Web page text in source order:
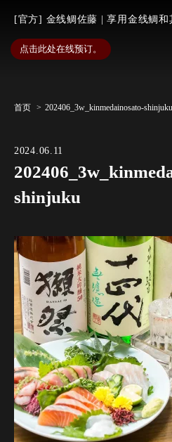
[官方] 金线鲷佐藤 | 享用金线鲷和
点击此处在线预订。
首页 202406_3w_kinmedainosato-shinjuku
2024.06.11
shinjuku